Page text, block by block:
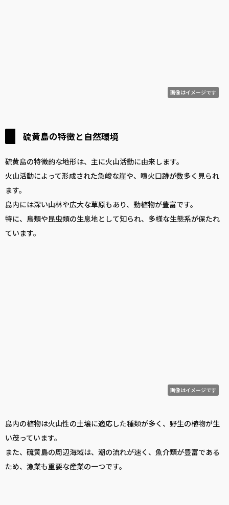
画像はイメージです
硫黄島の特徴と自然環境
硫黄島の特徴的な地形は、主に火山活動に由来します。
火山活動によって形成された急峻な崖や、噴火口跡が数多く見られ
ます。
島内には深い山林や広大な草原もあり、動植物が豊富です。
特に、鳥類や昆虫類の生息地として知られ、多様な生態系が保たれ
ています。
画像はイメージです
島内の植物は火山性の土壌に適応した種類が多く、野生の植物が生
い茂っています。
また、硫黄島の周辺海域は、潮の流れが速く、魚介類が豊富である
ため、漁業も重要な産業の一つです。